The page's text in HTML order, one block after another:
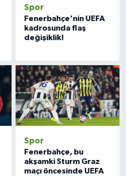
Spor
Fenerbahçe'nin UEFA
kadrosunda flaş
değişiklik!
Spor
Fenerbahçe, bu
akşamki Sturm Graz
maçı öncesinde UEFA